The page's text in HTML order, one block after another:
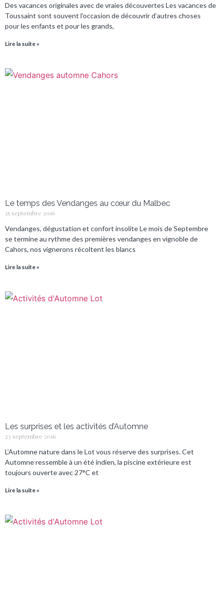
Des vacances originales avec de vraies découvertes Les vacances de
Toussaint sont souvent l’occasion de découvrir d’autres choses
pour les enfants et pour les grands,
Lire la suite »
Le temps des Vendanges au cœur du Malbec
25 septembre 2016
Vendanges, dégustation et confort insolite Le mois de Septembre
se termine au rythme des premières vendanges en vignoble de
Cahors, nos vignerons récoltent les blancs
Lire la suite »
Les surprises et les activités d’Automne
23 septembre 2016
L’Automne nature dans le Lot vous réserve des surprises. Cet
Automne ressemble à un été indien, la piscine extérieure est
toujours ouverte avec 27°C et
Lire la suite »